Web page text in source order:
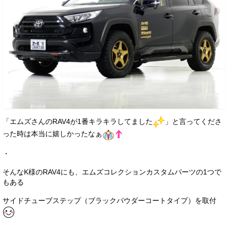
「エムズさんのRAV4が1番キラキラしてました
」と言ってくださ
った時は本当に嬉しかったなぁ
・
そんなK様のRAV4にも、エムズコレクションカスタムパーツの1つで
もある
サイドチューブステップ（ブラックパウダーコートタイプ）を取付